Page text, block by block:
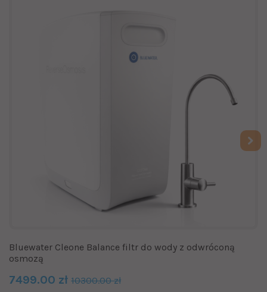
Bluewater Cleone Balance filtr do wody z odwróconą
osmozą
7499.00 zł 10300.00 zł